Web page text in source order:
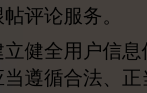
评论服务。
立健全用户信
当遵循合法、